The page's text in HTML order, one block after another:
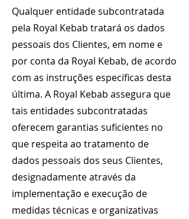
Qualquer entidade subcontratada
pela Royal Kebab tratará os dados
pessoais dos Clientes, em nome e
por conta da Royal Kebab, de acordo
com as instruções específicas desta
última. A Royal Kebab assegura que
tais entidades subcontratadas
oferecem garantias suficientes no
que respeita ao tratamento de
dados pessoais dos seus Clientes,
designadamente através da
implementação e execução de
medidas técnicas e organizativas